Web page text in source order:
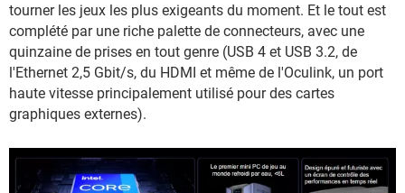
tourner les jeux les plus exigeants du moment. Et le tout est
complété par une riche palette de connecteurs, avec une
quinzaine de prises en tout genre (USB 4 et USB 3.2, de
l'Ethernet 2,5 Gbit/s, du HDMI et même de l'Oculink, un port
haute vitesse principalement utilisé pour des cartes
graphiques externes).